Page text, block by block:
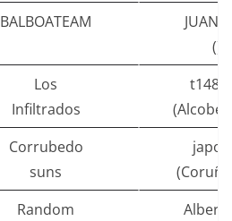
BALBOATEAM
()
Los
Infiltrados
Corrubedo
suns
Random